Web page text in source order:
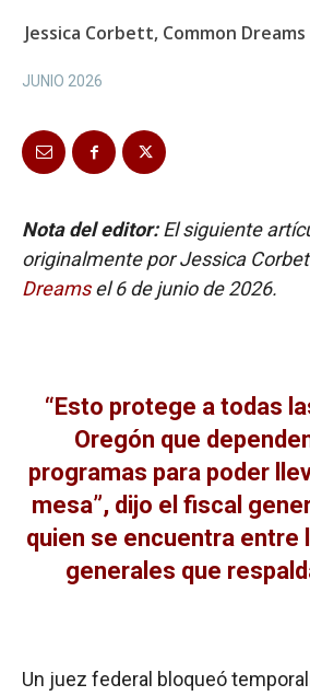
Jessica Corbett, Common Dreams
JUNIO 2026
Nota del editor:El siguiente
originalmente por Jessica
Dreamsel 6 de junio de 2026.
“Esto protege a todas
Oregón que
programas para poder
mesa”, dijo el fiscal
quien se encuentra entre
generales que
Un juez federal bloqueó